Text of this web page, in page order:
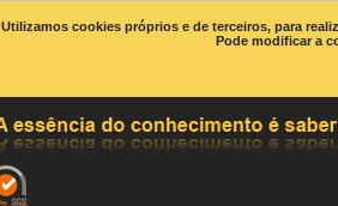
Utilizamos cookies próprios e de terceiros, para
Pode modificar a